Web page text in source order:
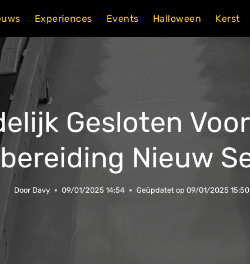
Experiences Events Halloween Kerst
Gesloten
Nieuw
Door Davy 09/01/2025 14:54 Geüpdatet op 09/01/2025 15:50